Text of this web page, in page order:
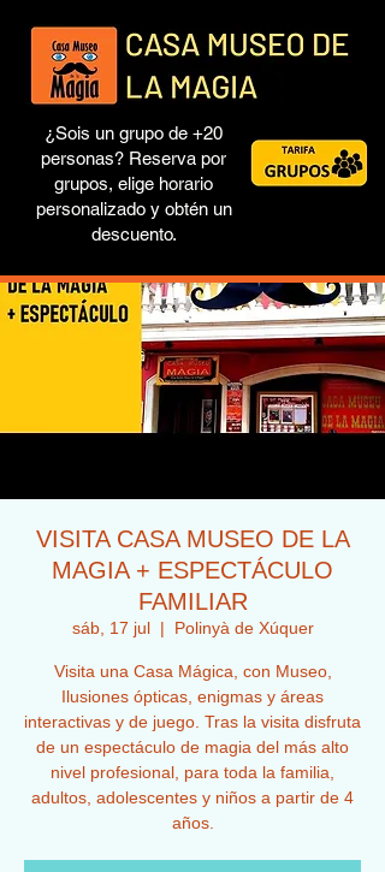
¿Sois un grupo de +20
personas? Reserva por
grupos, elige horario
personalizado y obtén un
descuento.
VISITA CASA MUSEO DE LA
MAGIA + ESPECTÁCULO
FAMILIAR
sáb, 17 jul
  |
Polinyà de Xúquer
Visita una Casa Mágica, con Museo,
Ilusiones ópticas, enigmas y áreas
interactivas y de juego. Tras la visita disfruta
de un espectáculo de magia del más alto
nivel profesional, para toda la familia,
adultos, adolescentes y niños a partir de 4
años.